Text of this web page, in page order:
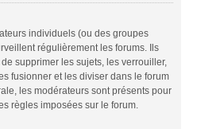
individuels (ou des groupes
régulièrement les forums. Ils
supprimer les sujets, les verrouiller,
fusionner et les diviser dans le forum
les modérateurs sont présents pour
règles imposées sur le forum.